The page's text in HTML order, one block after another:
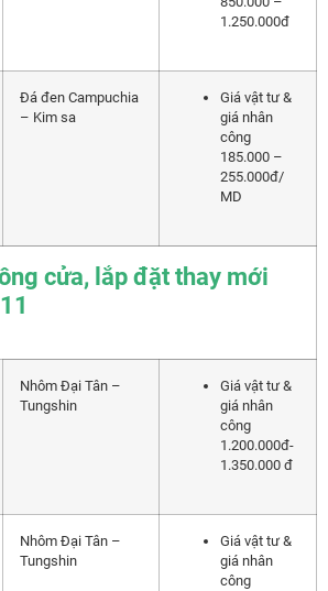
1.250.000đ
Đá đen Campuchia
– Kim sa
Giá vật tư &
giá nhân
công
185.000 –
255.000đ/
MD
cửa, lắp đặt thay mới
Nhôm Đại Tân –
Tungshin
Giá vật tư &
giá nhân
công
1.200.000đ-
1.350.000 đ
Nhôm Đại Tân –
Tungshin
Giá vật tư &
giá nhân
công